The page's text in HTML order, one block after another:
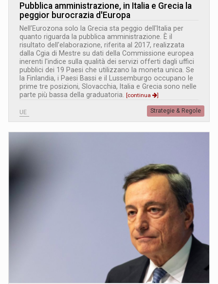
Pubblica amministrazione, in Italia e Grecia la
peggior burocrazia d'Europa
Nell’Eurozona solo la Grecia sta peggio dell'Italia per
quanto riguarda la pubblica amministrazione. È il
risultato dell'elaborazione, riferita al 2017, realizzata
dalla Cgia di Mestre su dati della Commissione europea
inerenti l'indice sulla qualità dei servizi offerti dagli uffici
pubblici dei 19 Paesi che utilizzano la moneta unica. Se
la Finlandia, i Paesi Bassi e il Lussemburgo occupano le
prime tre posizioni, Slovacchia, Italia e Grecia sono nelle
parte più bassa della graduatoria.
[continua ]
UE Strategie & Regole